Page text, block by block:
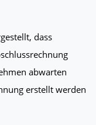
dass
abwarten
erstellt werden